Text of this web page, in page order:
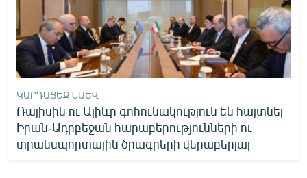
ԿԱՐԴԱՑԵՔ ՆԱԵՎ
Ռայիսին ու Ալիևը գոհունակություն են հայտնել
Իրան-Ադրբեջան հարաբերությունների ու
տրանսպորտային ծրագրերի վերաբերյալ